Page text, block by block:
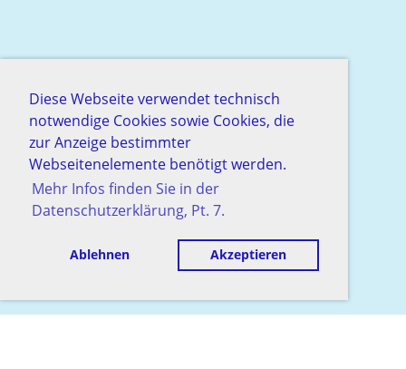
Diese Webseite verwendet technisch
notwendige Cookies sowie Cookies, die
zur Anzeige bestimmter
Webseitenelemente benötigt werden.
Mehr Infos finden Sie in der
Datenschutzerklärung, Pt. 7.
Ablehnen Akzeptieren